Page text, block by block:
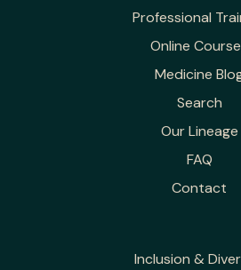
Professional
Online
Medicine
Search
Our Lineage
FAQ
Contact
Inclusion &